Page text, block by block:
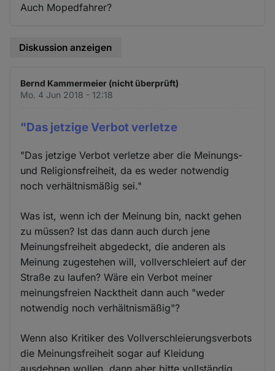
Auch Mopedfahrer?
Diskussion anzeigen
Bernd Kammermeier (nicht überprüft)
Mo. 4 Jun 2018 - 12:18
"Das jetzige Verbot verletze
"Das jetzige Verbot verletze aber die Meinungs-
und Religionsfreiheit, da es weder notwendig
noch verhältnismäßig sei."
Was ist, wenn ich der Meinung bin, nackt gehen
zu müssen? Ist das dann auch durch jene
Meinungsfreiheit abgedeckt, die anderen als
Meinung zugestehen will, vollverschleiert auf der
Straße zu laufen? Wäre ein Verbot meiner
meinungsfreien Nacktheit dann auch "weder
notwendig noch verhältnismäßig"?
Wenn also Kritiker des Vollverschleierungsverbots
die Meinungsfreiheit sogar auf Kleidung